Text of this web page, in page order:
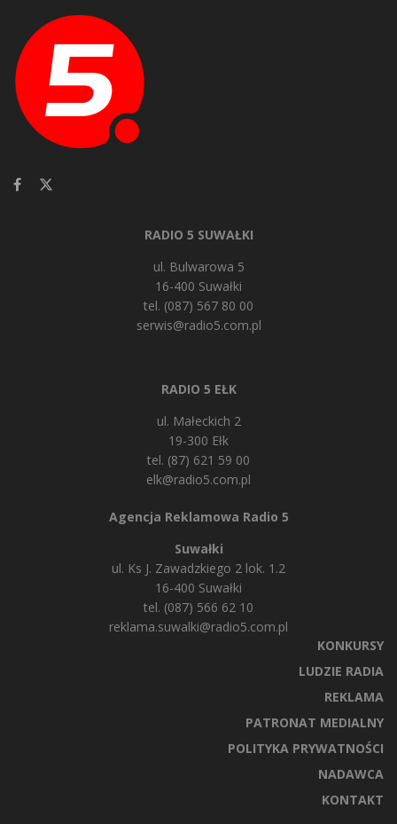
RADIO 5 SUWAŁKI
ul. Bulwarowa 5
16-400 Suwałki
tel. (087) 567 80 00
serwis@radio5.com.pl
RADIO 5 EŁK
ul. Małeckich 2
19-300 Ełk
tel. (87) 621 59 00
elk@radio5.com.pl
Agencja Reklamowa Radio 5
Suwałki
ul. Ks J. Zawadzkiego 2 lok. 1.2
16-400 Suwałki
tel. (087) 566 62 10
reklama.suwalki@radio5.com.pl
KONKURSY
LUDZIE RADIA
REKLAMA
PATRONAT MEDIALNY
POLITYKA PRYWATNOŚCI
NADAWCA
KONTAKT